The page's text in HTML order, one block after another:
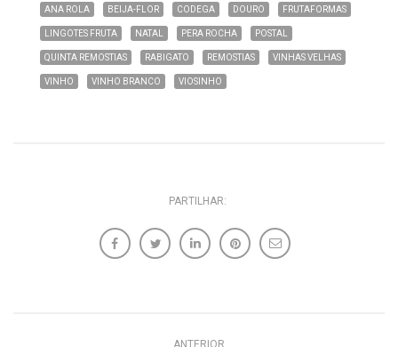
ANA ROLA BEIJA-FLOR CODEGA DOURO FRUTAFORMAS
LINGOTES FRUTA NATAL PERA ROCHA POSTAL
QUINTA REMOSTIAS RABIGATO REMOSTIAS VINHAS VELHAS
VINHO VINHO BRANCO VIOSINHO
PARTILHAR: